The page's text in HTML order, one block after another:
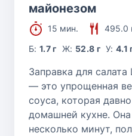
майонезом
15 мин.
495.0
Б:1.7 г Ж: 52.8 г У:4.1
Заправка для
— это упрощенная
соуса, которая
домашней кухне. Она
несколько минут,